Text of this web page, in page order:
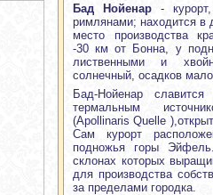
Бад Нойенар- курорт,
римлянами; находится в
место производства
-30 км от Бонна, у
лиственными и
солнечный, осадков мало.
Бад-Нойенар
термальным
(Apollinaris Quelle
Сам курорт
подножья горы
склонах которых
для производства
за пределами городка.